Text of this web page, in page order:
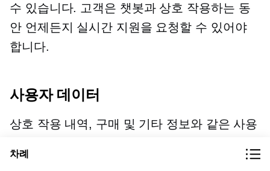
수 있습니다. 고객은 챗봇과 상호 작용하는 동
안 언제든지 실시간 지원을 요청할 수 있어야
합니다.
사용자 데이터
상호 작용 내역, 구매 및 기타 정보와 같은 사용
인간 에이전트가 이 데이터를 사용할 수 있도록
차례